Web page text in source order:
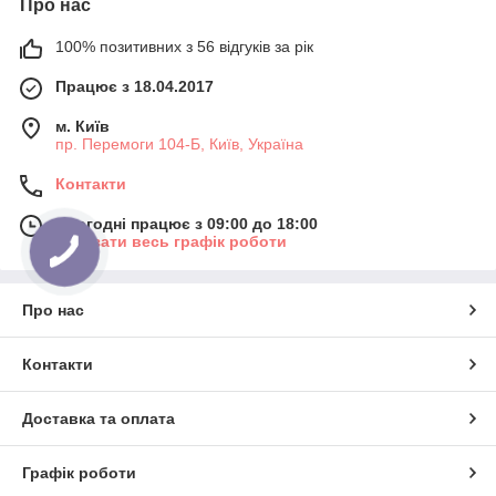
Про нас
100% позитивних з 56 відгуків за рік
Працює з 18.04.2017
м. Київ
пр. Перемоги 104-Б, Київ, Україна
Контакти
Сьогодні працює з 09:00 до 18:00
Показати весь графік роботи
Про нас
Контакти
Доставка та оплата
Графік роботи